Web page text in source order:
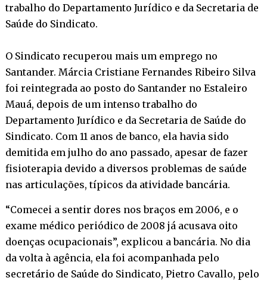
trabalho do Departamento Jurídico e da Secretaria de
Saúde do Sindicato.
O Sindicato recuperou mais um emprego no
Santander. Márcia Cristiane Fernandes Ribeiro Silva
foi reintegrada ao posto do Santander no Estaleiro
Mauá, depois de um intenso trabalho do
Departamento Jurídico e da Secretaria de Saúde do
Sindicato. Com 11 anos de banco, ela havia sido
demitida em julho do ano passado, apesar de fazer
fisioterapia devido a diversos problemas de saúde
nas articulações, típicos da atividade bancária.
“Comecei a sentir dores nos braços em 2006, e o
exame médico periódico de 2008 já acusava oito
doenças ocupacionais”, explicou a bancária. No dia
da volta à agência, ela foi acompanhada pelo
secretário de Saúde do Sindicato, Pietro Cavallo, pelo